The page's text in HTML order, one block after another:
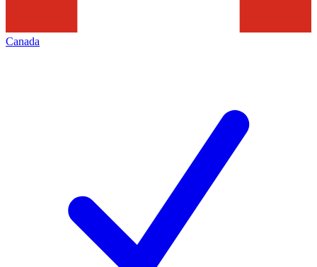
Canada